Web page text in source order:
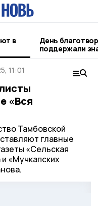
в
День
поддержали
11:01
«Вся
Тамбовской
главные
«Сельская
«Мучкапских